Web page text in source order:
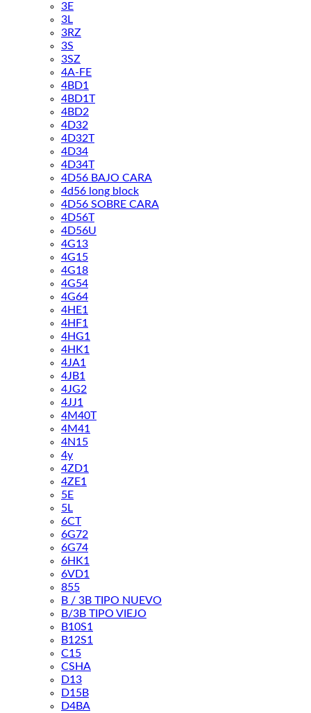
3E
3L
3RZ
3S
3SZ
4A-FE
4BD1
4BD1T
4BD2
4D32
4D32T
4D34
4D34T
4D56 BAJO CARA
4d56 long block
4D56 SOBRE CARA
4D56T
4D56U
4G13
4G15
4G18
4G54
4G64
4HE1
4HF1
4HG1
4HK1
4JA1
4JB1
4JG2
4JJ1
4M40T
4M41
4N15
4y
4ZD1
4ZE1
5E
5L
6CT
6G72
6G74
6HK1
6VD1
855
B / 3B TIPO NUEVO
B/3B TIPO VIEJO
B10S1
B12S1
C15
CSHA
D13
D15B
D4BA